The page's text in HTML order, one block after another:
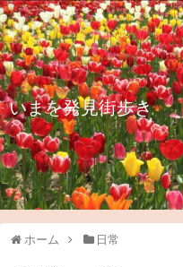
いまを発見街歩き
ホーム 日常